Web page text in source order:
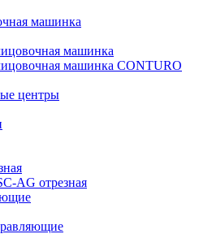
машинка
машинка
машинка CONTURO
центры
AG отрезная